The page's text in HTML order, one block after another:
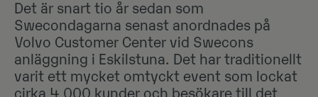
Det är snart tio år sedan som
Swecondagarna senast anordnades på
Volvo Customer Center vid Swecons
anläggning i Eskilstuna. Det har traditionellt
varit ett mycket omtyckt event som lockat